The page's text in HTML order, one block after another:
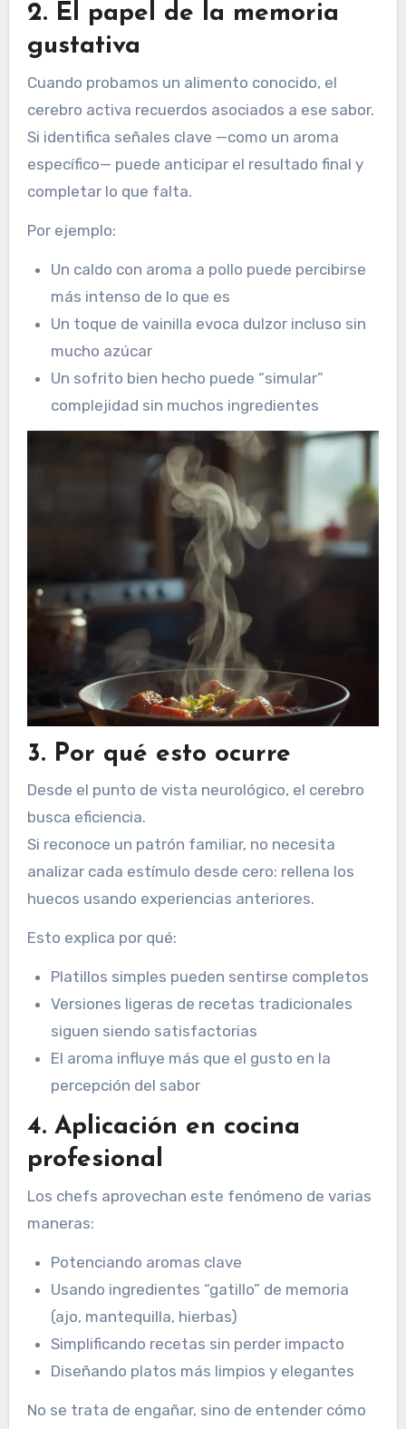
2. El papel de la memoria
gustativa
Cuando probamos un alimento conocido, el
cerebro activa recuerdos asociados a ese sabor.
Si identifica señales clave —como un aroma
específico— puede anticipar el resultado final y
completar lo que falta.
Por ejemplo:
Un caldo con aroma a pollo puede percibirse
más intenso de lo que es
Un toque de vainilla evoca dulzor incluso sin
mucho azúcar
Un sofrito bien hecho puede “simular”
complejidad sin muchos ingredientes
3. Por qué esto ocurre
Desde el punto de vista neurológico, el cerebro
busca eficiencia.
Si reconoce un patrón familiar, no necesita
analizar cada estímulo desde cero: rellena los
huecos usando experiencias anteriores.
Esto explica por qué:
Platillos simples pueden sentirse completos
Versiones ligeras de recetas tradicionales
siguen siendo satisfactorias
El aroma influye más que el gusto en la
percepción del sabor
4. Aplicación en cocina
profesional
Los chefs aprovechan este fenómeno de varias
maneras:
Potenciando aromas clave
Usando ingredientes “gatillo” de memoria
(ajo, mantequilla, hierbas)
Simplificando recetas sin perder impacto
Diseñando platos más limpios y elegantes
No se trata de engañar, sino de entender cómo